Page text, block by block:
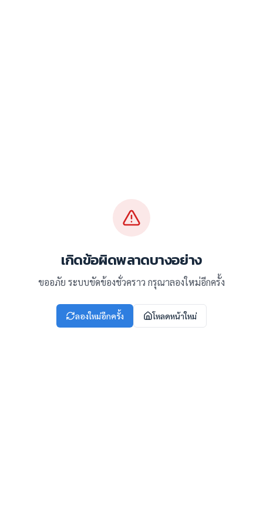
เกิดข้อผิดพลาดบางอย่าง
ขออภัย ระบบขัดข้องชั่วคราว กรุณาลองใหม่อีกครั้ง
ลองใหม่อีกครั้ง โหลดหน้าใหม่